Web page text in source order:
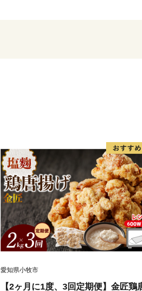
【申請書ご提
〒855-
長崎県島原
宮崎県日向
※申請後に、
ります。
下記のURL
■自治体マ
愛知県小牧市
【2ヶ月に1度、3回定期便】金匠鶏